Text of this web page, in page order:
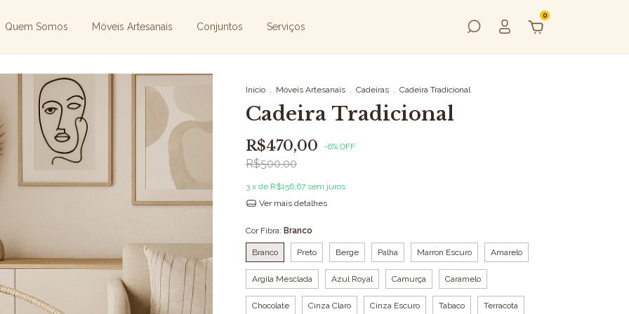
Quem Somos Móveis Artesanais Conjuntos Serviços
0
Início . Móveis Artesanais . Cadeiras . Cadeira Tradicional
Cadeira Tradicional
R$470,00 -6% OFF
R$500,00
3 x de R$156,67 sem juros
Ver mais detalhes
Cor Fibra: Branco
Branco Preto Berge Palha Marron Escuro Amarelo
Argila Mesclada Azul Royal Camurça Caramelo
Chocolate Cinza Claro Cinza Escuro Tabaco Terracota